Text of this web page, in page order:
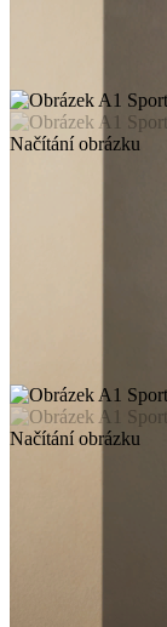
Načítání obrázku
Načítání obrázku